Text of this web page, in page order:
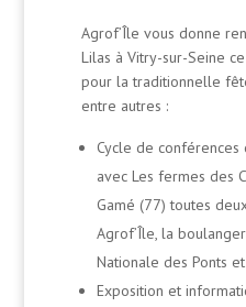
Agrof’Île vous donne
Lilas à Vitry-sur-Seine
pour la traditionnelle
entre autres :
Cycle de conférences
avec Les fermes des
Gamé (77) toutes
Agrof’Île, la
Nationale des Ponts et
Exposition et